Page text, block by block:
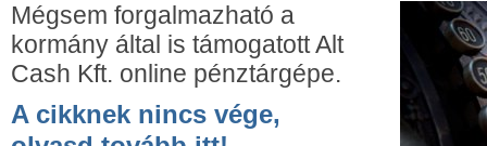
Mégsem forgalmazható a
kormány által is támogatott Alt
Cash Kft. online pénztárgépe.
A cikknek nincs vége,